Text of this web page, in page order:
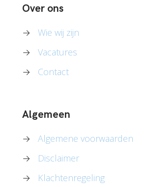
Over ons
→
Wie wij zijn
→
Vacatures
→
Contact
Algemeen
→
Algemene voorwaarden
→
Disclaimer
→
Klachtenregeling